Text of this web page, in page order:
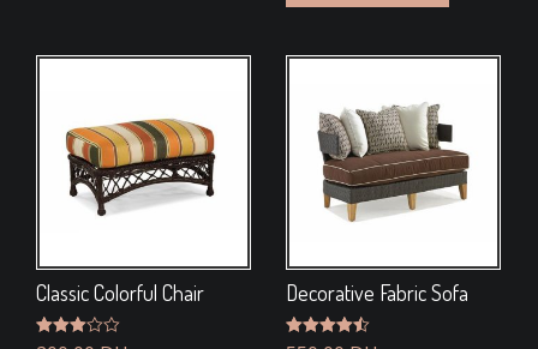
Classic Colorful Chair Decorative Fabric Sofa